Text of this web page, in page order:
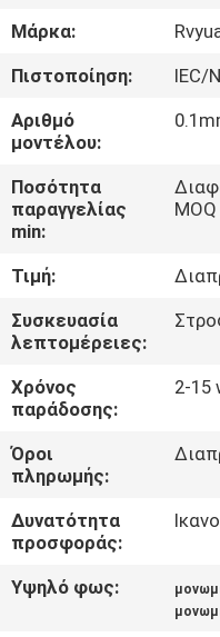
ΓΎΡΟΣ
ΕΡΓΟΣΤΑΣΊΩΝ
ΠΟΙΟΤΙΚΌΣ
ΈΛΕΓΧΟΣ
ΜΑΣ
ΕΛΆΤΕ
ΣΕ
ΕΠΑΦΉ
ΜΕ
ΕΙΔΉΣΕΙΣ
ΖΗΤΉΣΤΕ
ΈΝΑ
ΑΠΌΣΠΑΣΜΑ
Μάρκα:
Πιστοποίηση:
IEC/
Αριθμό
μοντέλου:
Ποσότητα
παραγγελίας
min:
MOQ
Τιμή:
Συσκευασία
λεπτομέρειες:
Χρόνος
παράδοσης:
2-15
Όροι
πληρωμής:
Δυνατότητα
προσφοράς:
Υψηλό φως: